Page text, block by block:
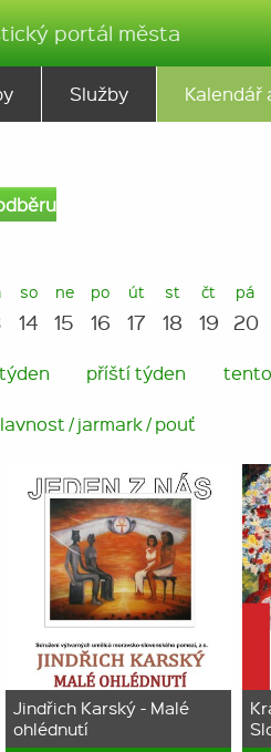
portál města
Služby Kalendář
so
14
ne
15
po
16
út
17
st
18
čt
19
pá
20
příští týden
/ jarmark / pouť
Jindřich Karský - Malé
ohlédnutí